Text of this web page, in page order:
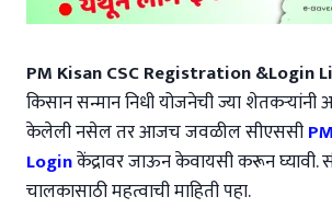
PM Kisan CSC Registration &Login
किसान सन्मान निधी योजनेची ज्या
केलेली नसेल तर आजच जवळील सीएससी
Loginकेंद्रावर जाऊन केवायसी करून घ्यावी.
चालकासाठी महत्वाची माहिती पहा.